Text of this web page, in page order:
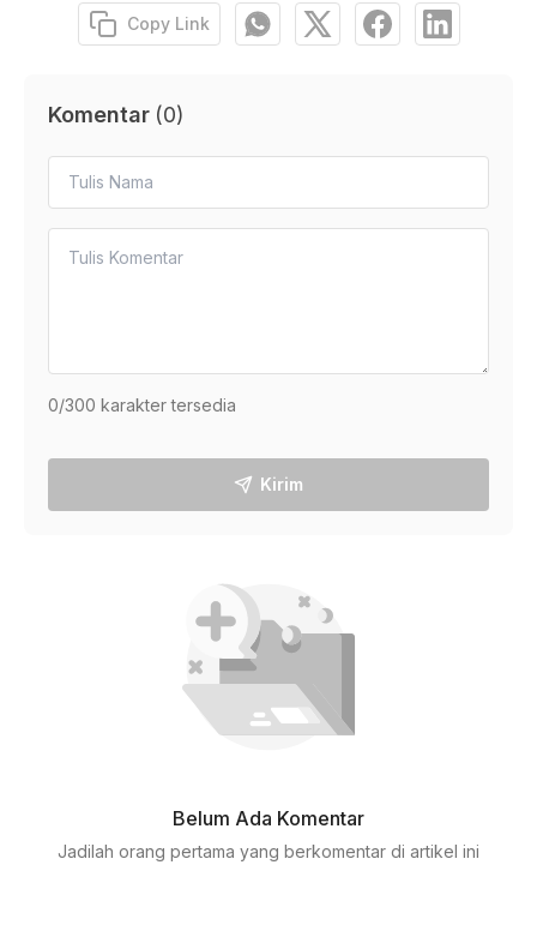
Copy Link
Komentar (0)
0/300 karakter tersedia
Kirim
Belum Ada Komentar
Jadilah orang pertama yang berkomentar di artikel ini